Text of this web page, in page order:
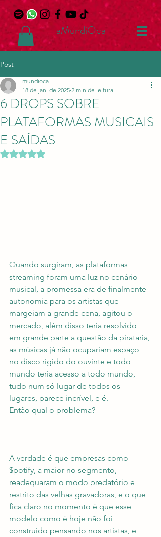
aMundiOca
Post
6 DROPS SOBRE
PLATAFORMAS MUSICAIS
E SAÍDAS
mundioca
18 de jan. de 2025 2 min de leitura
Avaliado com NaN de 5 estrelas.
Quando surgiram, as plataformas
streaming foram uma luz no cenário
musical, a promessa era de finalmente
autonomia para os artistas que
margeiam a grande cena, agitou o
mercado, além disso teria resolvido
em grande parte a questão da pirataria,
as músicas já não ocupariam espaço
no disco rígido do ouvinte e todo
mundo teria acesso a todo mundo,
tudo num só lugar de todos os
lugares, parece incrível, e é.
Então qual o problema?
A verdade é que empresas como
$potify, a maior no segmento,
readequaram o modo predatório e
restrito das velhas gravadoras, e o que
fica claro no momento é que esse
modelo como é hoje não foi
construído pensando nos artistas, e